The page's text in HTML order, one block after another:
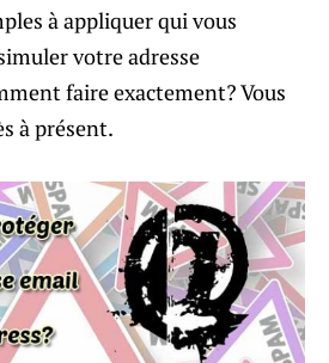
à appliquer qui vous
votre adresse
faire exactement? Vous
à présent.